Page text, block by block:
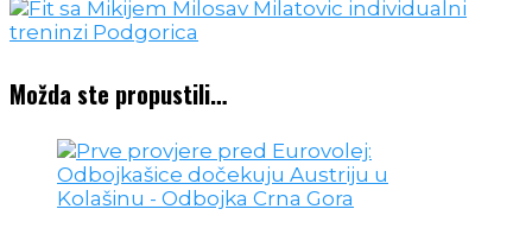
Možda ste propustili…